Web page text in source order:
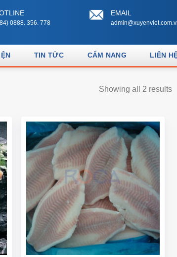
0888. 356. 778
EMAIL
TIN TỨC CẨM NANG LIÊN
Showing all 2 results